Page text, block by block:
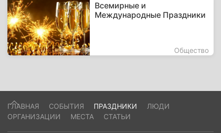
Всемирные и
Международные Праздники
Общество
ГЛАВНАЯ СОБЫТИЯ ПРАЗДНИКИ
ЛЮДИ
ОРГАНИЗАЦИИ
МЕСТА СТАТЬИ